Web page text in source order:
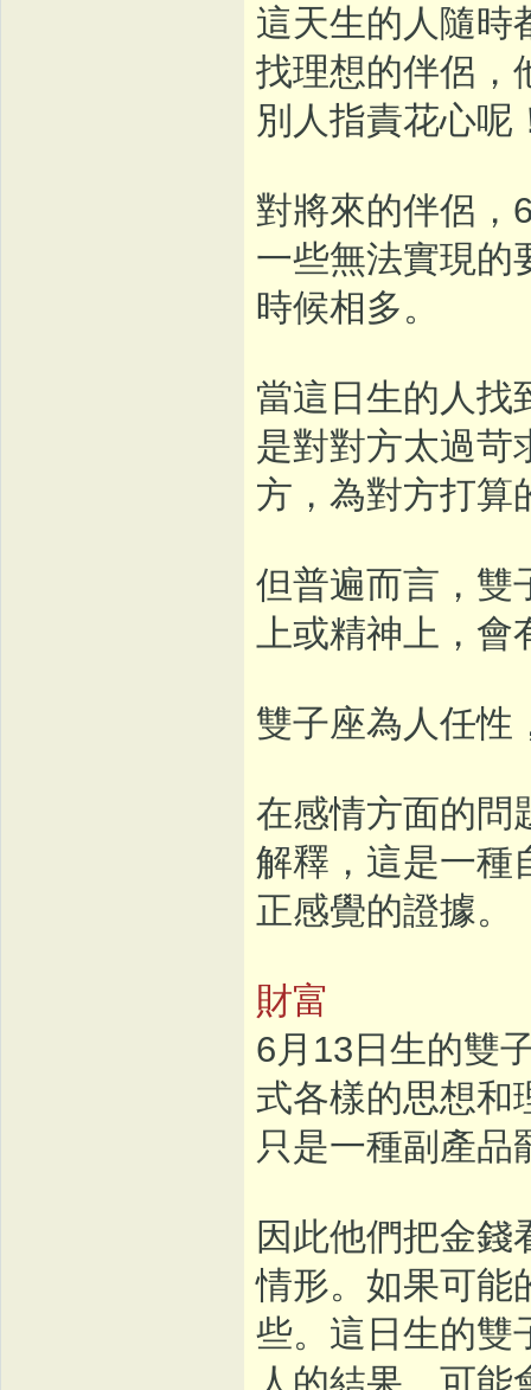
這天生的人隨時
找理想的伴侶，
別人指責花心呢
對將來的伴侶，
一些無法實現的
時候相多。
當這日生的人找
是對對方太過苛
方，為對方打算
但普遍而言，雙
上或精神上，
雙子座為人任性
在感情方面的問
解釋，這是一種
正感覺的證據。
財富
6月13日生的雙
式各樣的思想和
只是一種副產品
因此他們把金錢
情形。如果可能
些。這日生的雙
人的結果，可